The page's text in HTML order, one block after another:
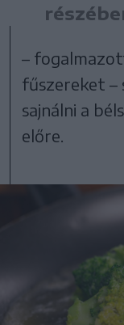
–
fűszereket –
sajnálni a
előre.